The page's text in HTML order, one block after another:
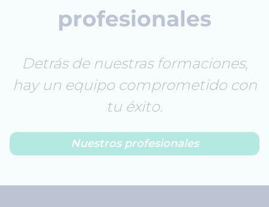
profesionales
Detrás de nuestras formaciones,
hay un equipo comprometido con
tu éxito.
Nuestros profesionales